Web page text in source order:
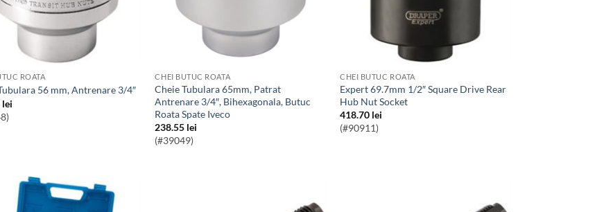
ROATA
Tubulara 56 mm, Antrenare 3/4″
lei
CHEI BUTUC ROATA
Cheie Tubulara 65mm, Patrat
Antrenare 3/4″, Bihexagonala, Butuc
Roata Spate Iveco
238.55 lei
(#39049)
CHEI BUTUC ROATA
Expert 69.7mm 1/2″ Square Drive Rear
Hub Nut Socket
418.70 lei
(#90911)